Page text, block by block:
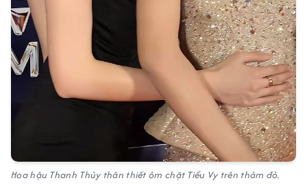
Hoa hậu Thanh Thủy thân thiết ôm chặt Tiểu Vy trên thảm đỏ.